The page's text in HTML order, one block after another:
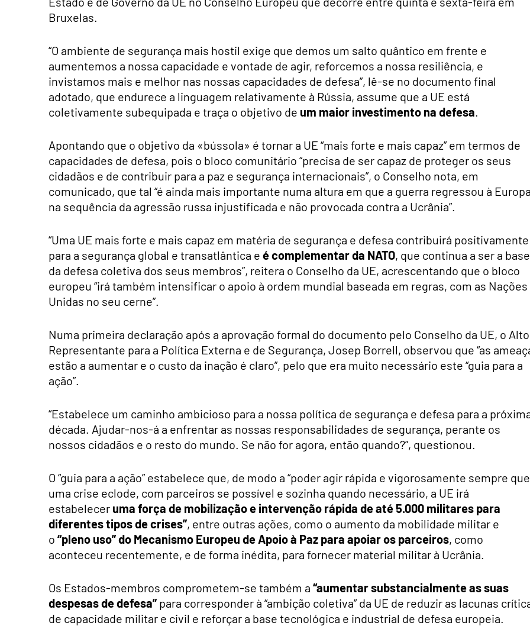
Bruxelas.
“O ambiente de segurança mais hostil exige que demos um salto quântico em frente e
aumentemos a nossa capacidade e vontade de agir, reforcemos a nossa resiliência, e
invistamos mais e melhor nas nossas capacidades de defesa”, lê-se no documento final
adotado, que endurece a linguagem relativamente à Rússia, assume que a UE está
coletivamente subequipada e traça o objetivo de um maior investimento na defesa
Apontando que o objetivo da «bússola» é tornar a UE “mais forte e mais capaz” em termos de
capacidades de defesa, pois o bloco comunitário “precisa de ser capaz de proteger os seus
cidadãos e de contribuir para a paz e segurança internacionais”, o Conselho nota, em
comunicado, que tal “é ainda mais importante numa altura em que a guerra regressou à
na sequência da agressão russa injustificada e não provocada contra a Ucrânia”.
“Uma UE mais forte e mais capaz em matéria de segurança e defesa contribuirá positivamente
para a segurança global e transatlântica e é complementar da NATO, que continua a ser a base
da defesa coletiva dos seus membros”, reitera o Conselho da UE, acrescentando que o bloco
europeu “irá também intensificar o apoio à ordem mundial baseada em regras, com as Nações
Unidas no seu cerne”.
Numa primeira declaração após a aprovação formal do documento pelo Conselho da UE, o Alto
Representante para a Política Externa e de Segurança, Josep Borrell, observou que “as
estão a aumentar e o custo da inação é claro”, pelo que era muito necessário este “guia para a
ação”.
“Estabelece um caminho ambicioso para a nossa política de segurança e defesa para a
década. Ajudar-nos-á a enfrentar as nossas responsabilidades de segurança, perante os
nossos cidadãos e o resto do mundo. Se não for agora, então quando?”, questionou.
O “guia para a ação” estabelece que, de modo a “poder agir rápida e vigorosamente sempre que
uma crise eclode, com parceiros se possível e sozinha quando necessário, a UE irá
estabelecer uma força de mobilização e intervenção rápida de até 5.000 militares para
diferentes tipos de crises”, entre outras ações, como o aumento da mobilidade militar e
o “pleno uso” do Mecanismo Europeu de Apoio à Paz para apoiar os parceiros, como
aconteceu recentemente, e de forma inédita, para fornecer material militar à Ucrânia.
Os Estados-membros comprometem-se também a “aumentar substancialmente as suas
despesas de defesa” para corresponder à “ambição coletiva” da UE de reduzir as lacunas
de capacidade militar e civil e reforçar a base tecnológica e industrial de defesa europeia.